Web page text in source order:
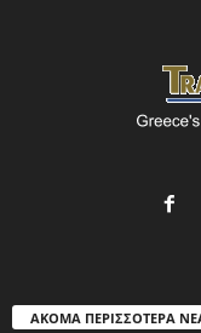
ΑΚΟΜΑ ΠΕΡΙΣΣΟΤΕΡΑ